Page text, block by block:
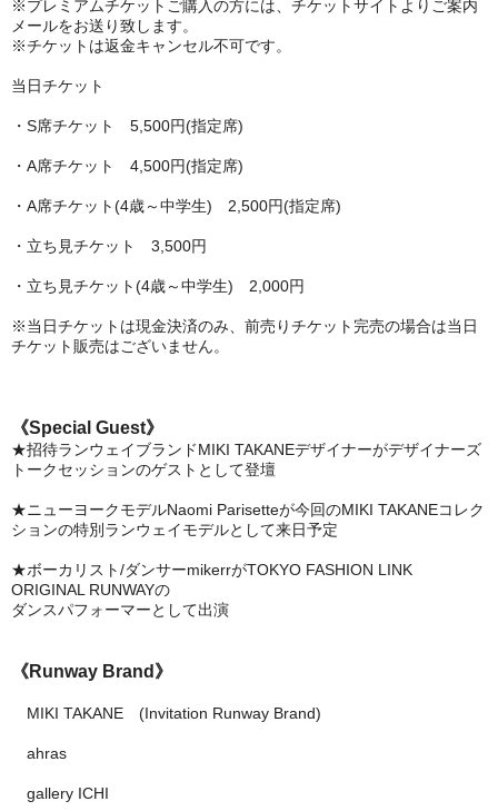
※プレミアムチケットご購入の方には、チケットサイトよりご案内
メールをお送り致します。
※チケットは返金キャンセル不可です。
当日チケット
・S席チケット 5,500円(指定席)
・A席チケット 4,500円(指定席)
・A席チケット(4歳～中学生) 2,500円(指定席)
・立ち見チケット 3,500円
・立ち見チケット(4歳～中学生) 2,000円
※当日チケットは現金決済のみ、前売りチケット完売の場合は当日
チケット販売はございません。
《Special Guest》
★招待ランウェイブランドMIKI TAKANEデザイナーがデザイナーズ
トークセッションのゲストとして登壇
★ニューヨークモデルNaomi Parisetteが今回のMIKI TAKANEコレク
ションの特別ランウェイモデルとして来日予定
★ボーカリスト/ダンサーmikerrがTOKYO FASHION LINK
ORIGINAL RUNWAYの
ダンスパフォーマーとして出演
《Runway Brand》
MIKI TAKANE (Invitation Runway Brand)
ahras
gallery ICHI